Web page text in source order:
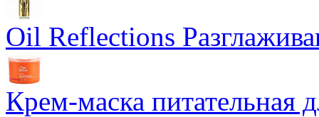
Oil Reflections
Крем-маска питательная